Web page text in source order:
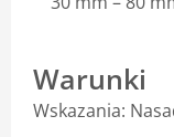
Warunki
Wskazania: